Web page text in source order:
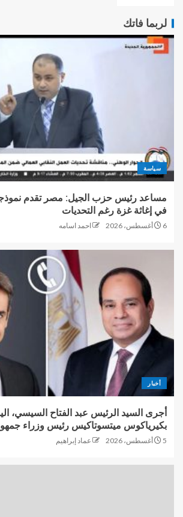
لربما فاتك
سياسة
مساعد رئيس حزب الجيل: مصر تقدم
في إغاثة غزة رغم التحديات
6 أغسطس، 2026 احمد اسامه
أخبار
أجرى السيد الرئيس عبد الفتاح السيسي،
بكيرياكوس ميتسوتاكيس رئيس وزراء
5 أغسطس، 2026 عماد إبراهيم